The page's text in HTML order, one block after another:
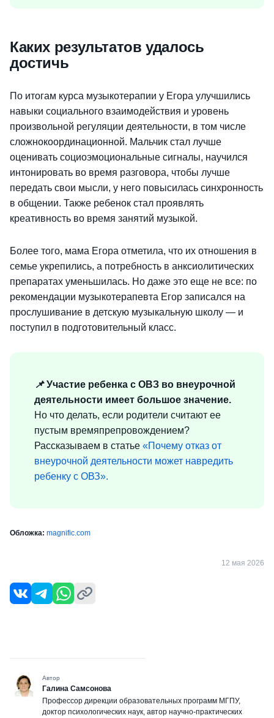
Каких результатов удалось
достичь
По итогам курса музыкотерапии у Егора улучшились
навыки социального взаимодействия и уровень
произвольной регуляции деятельности, в том числе
сложнокоординационной. Мальчик стал лучше
оценивать социоэмоциональные сигналы, научился
интонировать во время разговора, чтобы лучше
передать свои мысли, у него повысилась синхронность
в общении. Также ребенок стал проявлять
креативность во время занятий музыкой.
Более того, мама Егора отметила, что их отношения в
семье укрепились, а потребность в анксиолитических
препаратах уменьшилась. Но даже это еще не все: по
рекомендации музыкотерапевта Егор записался на
прослушивание в детскую музыкальную школу — и
поступил в подготовительный класс.
📌Участие ребенка с ОВЗ во внеурочной
деятельности имеет большое значение.
Но что делать, если родители считают ее
пустым времяпрепровождением?
Рассказываем в статье «Почему отказ от
внеурочной деятельности может навредить
ребенку с ОВЗ».
Обложка: magnific.com
12 мая 2026
Автор
Галина Самсонова
Профессор дирекции образовательных программ МГПУ,
доктор психологических наук, автор научно-практических